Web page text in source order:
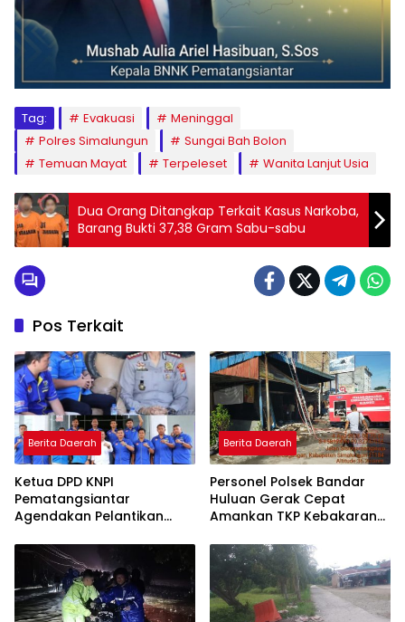
Tag: Evakuasi
Meninggal
Polres Simalungun
Sungai Bah Bolon
Temuan Mayat
Terpeleset Wanita Lanjut Usia
Dua Orang Ditangkap Terkait Kasus Narkoba,
Barang Bukti 37,38 Gram Sabu-sabu
Pos Terkait
Berita Daerah
Ketua DPD KNPI
Pematangsiantar
Agendakan Pelantikan
2026 di Lapangan
Pariwisata, Sekitar Tugu
Becak
Berita Daerah
Personel Polsek Bandar
Huluan Gerak Cepat
Amankan TKP Kebakaran
Ruko Prabot dan Elektronik
di Perdagangan, Kerugian
Capai Rp1,5 Miliar